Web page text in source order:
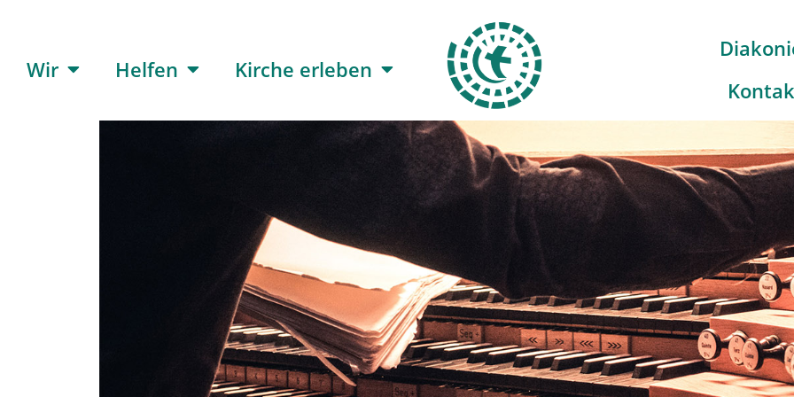
Wir Helfen Kirche erleben